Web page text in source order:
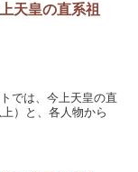
天皇の直系祖
では、今上天皇の直
）と、各人物から